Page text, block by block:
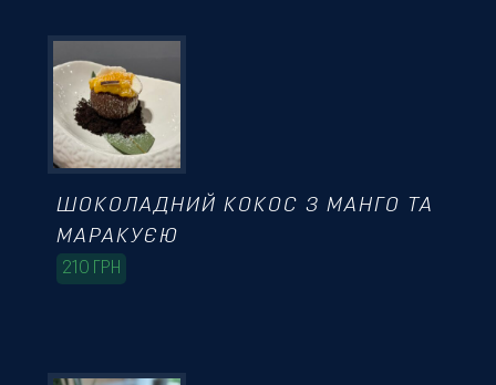
ШОКОЛАДНИЙ КОКОС З МАНГО ТА
МАРАКУЄЮ
210 ГРН